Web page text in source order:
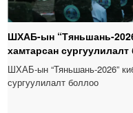
ШХАБ-ын “Тяньшань-
хамтарсан
ШХАБ-ын “Тяньшань-2026”
сургуулилалт боллоо